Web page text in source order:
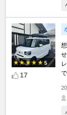
5
17
で